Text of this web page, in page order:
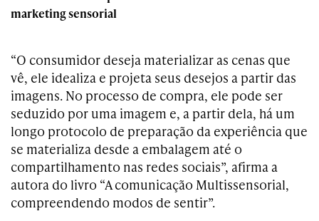
marketing sensorial
“O consumidor deseja materializar as cenas que
vê, ele idealiza e projeta seus desejos a partir das
imagens. No processo de compra, ele pode ser
seduzido por uma imagem e, a partir dela, há um
longo protocolo de preparação da experiência que
se materializa desde a embalagem até o
compartilhamento nas redes sociais”, afirma a
autora do livro “A comunicação Multissensorial,
compreendendo modos de sentir”.